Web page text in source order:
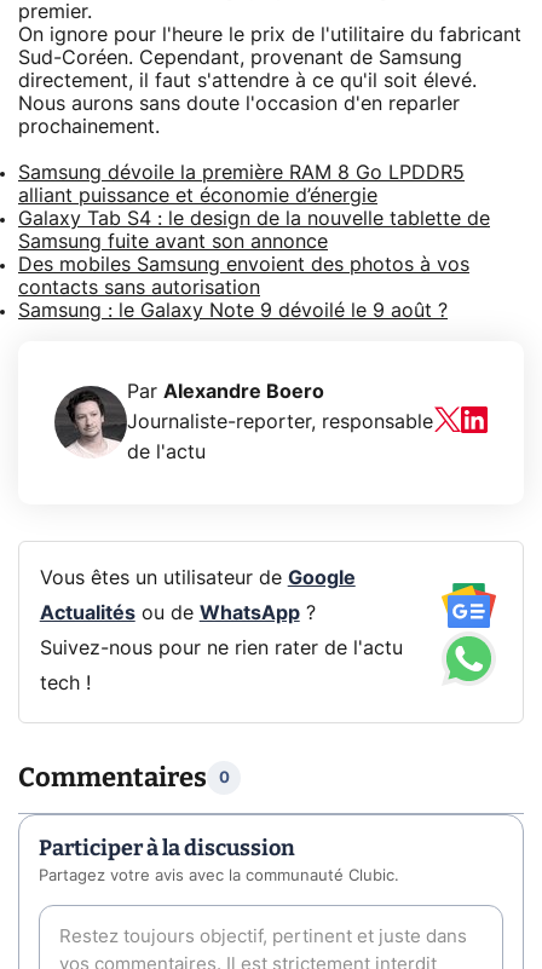
premier.
On ignore pour l'heure le prix de l'utilitaire du fabricant
Sud-Coréen. Cependant, provenant de Samsung
directement, il faut s'attendre à ce qu'il soit élevé.
Nous aurons sans doute l'occasion d'en reparler
prochainement.
Samsung dévoile la première RAM 8 Go LPDDR5
alliant puissance et économie d’énergie
Galaxy Tab S4 : le design de la nouvelle tablette de
Samsung fuite avant son annonce
Des mobiles Samsung envoient des photos à vos
contacts sans autorisation
Samsung : le Galaxy Note 9 dévoilé le 9 août ?
Par Alexandre Boero
Journaliste-reporter, responsable
de l'actu
Vous êtes un utilisateur de Google
Actualitésou de WhatsApp?
Suivez-nous pour ne rien rater de l'actu
tech !
Commentaires 0
Participer à la discussion
Partagez votre avis avec la communauté Clubic.